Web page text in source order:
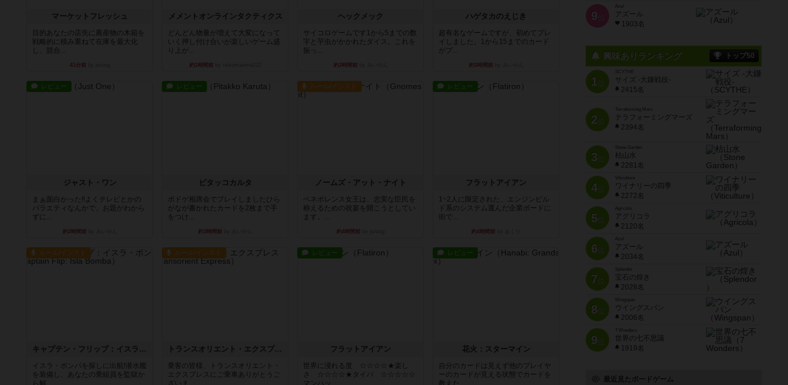
マーケットフレッシュ
目的あなたの店先に農産物の木箱を
戦略的に積み重ねて在庫を最大化
し、競合...
41分前
メメントオンラインタクティクス
どんどん物量が増えて大変になって
いく押し付け合いが楽しいゲーム盛
り上が...
約1時間前
ヘックメック
サイコロゲームです1から5までの数
字と芋虫がかかれたダイス。これを
振っ...
約3時間前
ハゲタカのえじき
超有名なゲームですが、初めてプレ
イしました。1から15までのカード
がプ...
約3時間前
レビュー
ジャスト・ワン
まぁ面白かった‼️よくテレビとかの
バラエティなんかで、お題がわから
ずに...
約3時間前
レビュー
ピタッコカルタ
ボドゲ相席会でプレイしましたひら
がなが書かれたカードを2枚まで手
をつけ...
約3時間前
ルール/インスト
ノームズ・アット・ナイト
ベネボレンス女王は、忠実な臣民を
称えるための祝宴を開こうとしてい
ます。...
約4時間前
レビュー
フラットアイアン
1~2人に限定された、エンジンビル
ド系のシステム選んだ企業ボードに
街で...
約4時間前
ルール/インスト
キャプテン・フリップ：イスラ・ボンバ
イスラ・ボンバを探しに出航!潜水艦
を装備し、あなたの乗組員を監獄か
ら解...
ルール/インスト
トランスオリエント・エクスプレス
乗客の皆様、トランスオリエント・
エクスプレスにご乗車ありがとうご
ざいま...
レビュー
フラットアイアン
世界に浸れる度 ☆☆☆☆★楽し
さ ☆☆☆☆★タイパ ☆☆☆☆☆
マンハッ...
レビュー
花火：スターマイン
自分のカードは見えず他のプレイヤ
ーのカードが見える状態でカードを
教えた...
9 位
Azul
アズール
1903名
興味ありランキング トップ50
1位
SCYTHE
サイズ -大鎌戦役-
2415名
2位
Terraforming Mars
テラフォーミングマーズ
2394名
3位
Stone Garden
枯山水
2281名
4位
Viticulture
ワイナリーの四季
2272名
5位
Agricola
アグリコラ
2120名
6位
Azul
アズール
2034名
7位
宝石の煌き
2028名
8位
Wingspan
ウイングスパン
2006名
9位
7 Wonders
世界の七不思議
1919名
最近見たボードゲーム